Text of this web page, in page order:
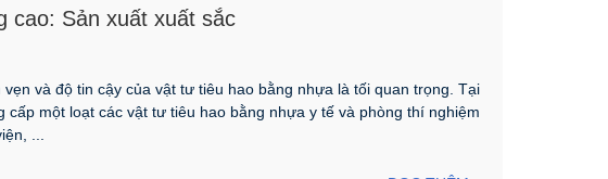
cao: Sản xuất xuất sắc
và độ tin cậy của vật tư tiêu hao bằng nhựa là tối quan trọng. Tại
một loạt các vật tư tiêu hao bằng nhựa y tế và phòng thí nghiệm
...